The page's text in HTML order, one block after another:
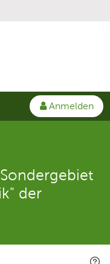
Anmelden
der